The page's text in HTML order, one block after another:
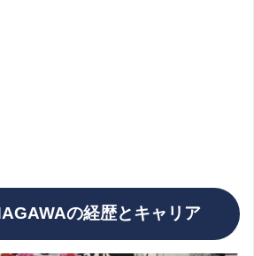
の経歴とキャリア